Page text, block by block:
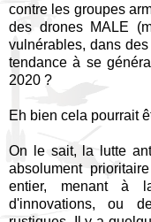
contre les groupes
des drones MALE
vulnérables, dans
tendance à se
2020 ?
Eh bien cela pourrait
On le sait, la lutte
absolument
entier, menant à
d'innovations, ou